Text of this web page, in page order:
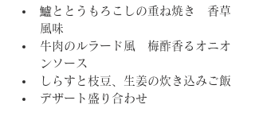
鱸ととうもろこしの重ね焼き　香草
風味
牛肉のルラード風　梅酢香るオニオ
ンソース
しらすと枝豆、生姜の炊き込みご飯
デザート盛り合わせ